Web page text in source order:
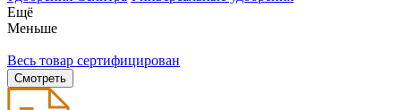
Ещё
Меньше
Весь товар сертифицирован
Смотреть